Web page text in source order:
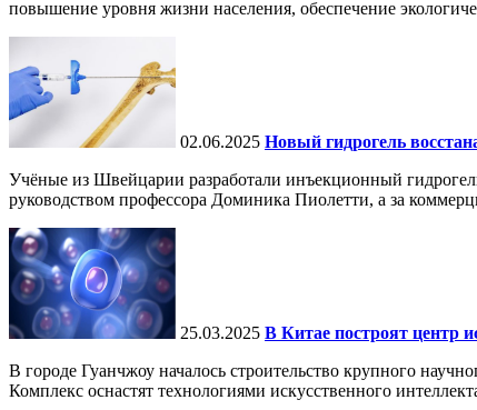
повышение уровня жизни населения, обеспечение
02.06.2025 Новый гидрогель
Учёные из Швейцарии разработали инъекционный
руководством профессора Доминика Пиолетти, а за
25.03.2025 В Китае построят центр
В городе Гуанчжоу началось строительство крупного
Комплекс оснастят технологиями искусственного